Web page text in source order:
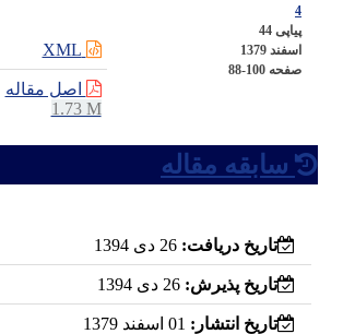
4
پیاپی 44
اسفند 1379
صفحه 88-100
اصل مقاله
1.73 M
سابقه مقاله
تاریخ دریافت:
تاریخ پذیرش:
تاریخ انتشار: